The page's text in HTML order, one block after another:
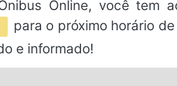
Online, você tem
para o próximo horário
e informado!